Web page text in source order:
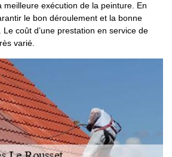
exécution de la peinture. En
le bon déroulement et la bonne
coût d’une prestation en service de
varié.